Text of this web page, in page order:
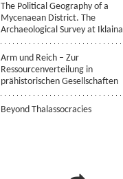
The Political Geography of a
Mycenaean District. The
Archaeological Survey at Iklaina
Arm und Reich – Zur
Ressourcenverteilung in
prähistorischen Gesellschaften
Beyond Thalassocracies